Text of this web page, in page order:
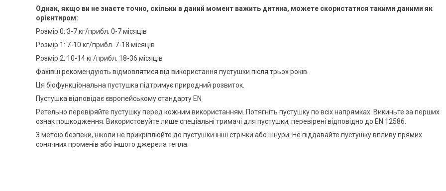
Однак, якщо ви не знаєте точно, скільки в даний момент важить дитина, можете скористатися такими даними як
орієнтиром:
Розмір 0: 3-7 кг/прибл. 0-7 місяців
Розмір 1: 7-10 кг/прибл. 7-18 місяців
Розмір 2: 10-14 кг/прибл. 18-36 місяців
Фахівці рекомендують відмовлятися від використання пустушки після трьох років.
Ця біофункціональна пустушка підтримує природний розвиток.
Пустушка відповідає європейському стандарту EN
Ретельно перевіряйте пустушку перед кожним використанням. Потягніть пустушку по всіх напрямках. Викиньте за перших
ознак пошкодження. Використовуйте лише спеціальні тримачі для пустушки, перевірені відповідно до EN 12586.
З метою безпеки, ніколи не прикріплюйте до пустушки інші стрічки або шнури. Не піддавайте пустушку впливу прямих
сонячних променів або іншого джерела тепла.